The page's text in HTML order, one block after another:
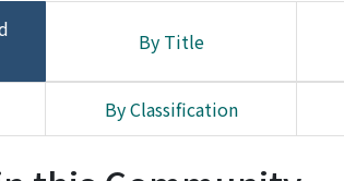
By Title
By Classification